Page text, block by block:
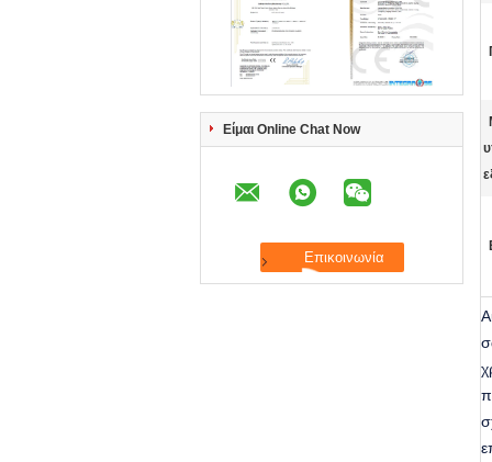
Είμαι Online Chat Now